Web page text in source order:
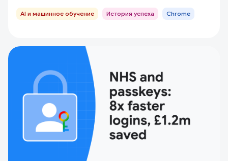
AI и машинное обучение История успеха Chrome